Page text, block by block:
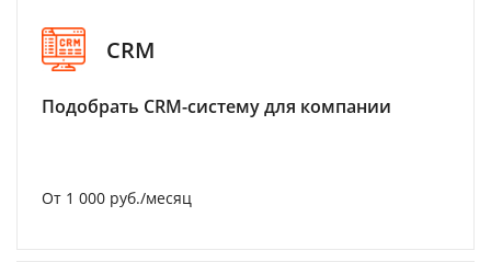
CRM
Подобрать CRM-систему для компании
От 1 000 руб./месяц